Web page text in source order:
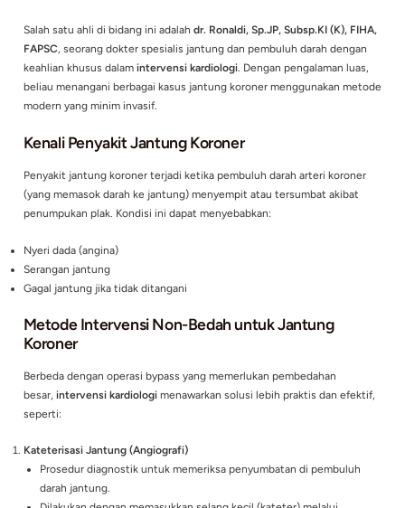
tidak semua kasus jantung koroner harus ditangani dengan
besar? Berkat kemajuan teknologi medis, kini banyak pasien
menjalaniprosedur intervensi non-bedahseperti
dan pemasangan stent (ring jantung) dengan risiko lebih
Salah satu ahli di bidang ini adalahdr. Ronaldi, Sp.JP,
FAPSC, seorang dokter spesialis jantung dan pembuluh
keahlian khusus dalamintervensi kardiologi
beliau menangani berbagai kasus jantung koroner
modern yang minim invasif.
Kenali Penyakit Jantung Koroner
(yang memasok darah ke jantung) menyempit atau
penumpukan plak. Kondisi ini dapat menyebabkan:
Nyeri dada (angina)
Serangan jantung
Gagal jantung jika tidak ditangani